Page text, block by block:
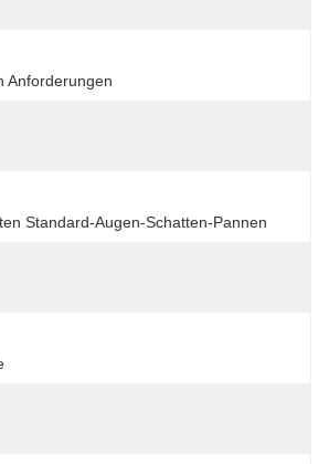
Anforderungen
Standard-Augen-Schatten-Pannen